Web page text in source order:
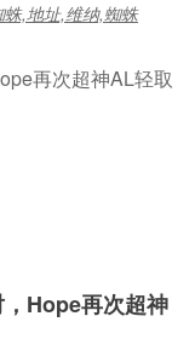
,地址,维纳,蜘蛛
Hope再次超神